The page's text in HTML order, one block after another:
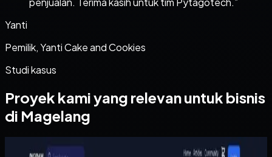
Yanti
Pemilik, Yanti Cake and Cookies
Studi kasus
Proyek kami yang relevan untuk bisnis
di Magelang
Website